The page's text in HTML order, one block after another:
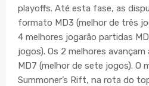
playoffs. Até esta fase, as
formato MD3 (melhor de três
4 melhores jogarão partidas
jogos). Os 2 melhores
MD7 (melhor de sete jogos). O
Summoner’s Rift, na rota do